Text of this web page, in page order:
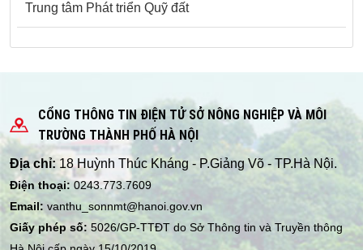
Trung tâm Phát triển Quỹ đất
CỔNG THÔNG TIN ĐIỆN TỬ SỞ NÔNG NGHIỆP VÀ MÔI
TRƯỜNG THÀNH PHỐ HÀ NỘI
Địa chỉ: 18 Huỳnh Thúc Kháng - P.Giảng Võ - TP.Hà Nội.
Điện thoại: 0243.773.7609
Email: vanthu_sonnmt@hanoi.gov.vn
Giấy phép số: 5026/GP-TTĐT do Sở Thông tin và Truyền thông